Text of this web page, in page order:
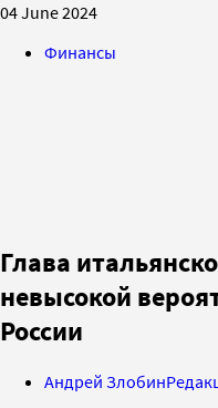
04 June 2024
Финансы
Глава
невысокой
России
Андрей Злобин